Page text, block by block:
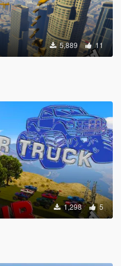
5,889 11
1,298 5